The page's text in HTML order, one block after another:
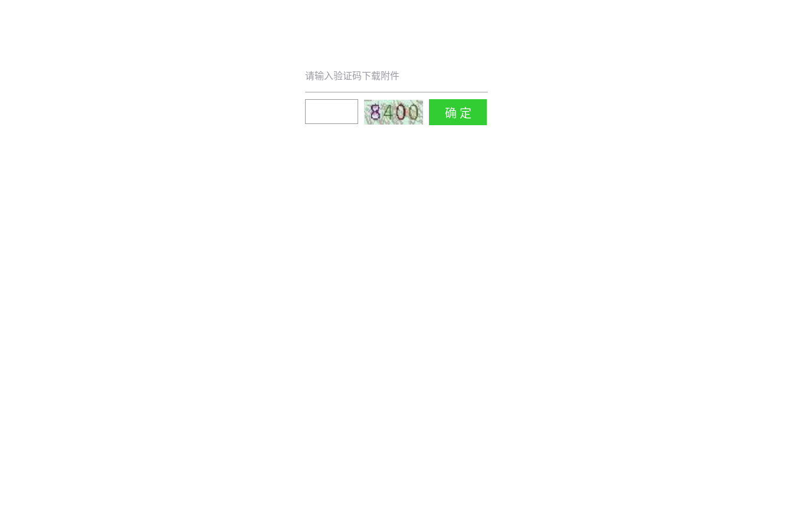
请输入验证码下载附件